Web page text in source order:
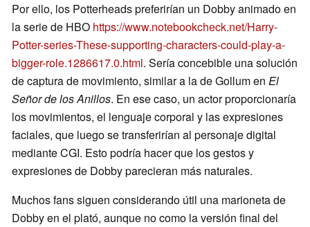
Por ello, los Potterheads preferirían un Dobby animado en
la serie de HBO https://www.notebookcheck.net/Harry-
Potter-series-These-supporting-characters-could-play-a-
bigger-role.1286617.0.html. Sería concebible una solución
de captura de movimiento, similar a la de Gollum en El
Señor de los Anillos. En ese caso, un actor proporcionaría
los movimientos, el lenguaje corporal y las expresiones
faciales, que luego se transferirían al personaje digital
mediante CGI. Esto podría hacer que los gestos y
expresiones de Dobby parecieran más naturales.
Muchos fans siguen considerando útil una marioneta de
Dobby en el plató, aunque no como la versión final del